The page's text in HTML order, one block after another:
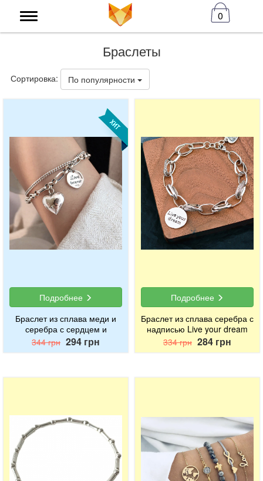
0
Браслеты
Сортировка: По популярности
Подробнее
Браслет из сплава меди и
серебра с сердцем и
надписью Love forever 14
февраля
344 грн 294 грн
Подробнее
Браслет из сплава серебра с
надписью Live your dream
334 грн 284 грн